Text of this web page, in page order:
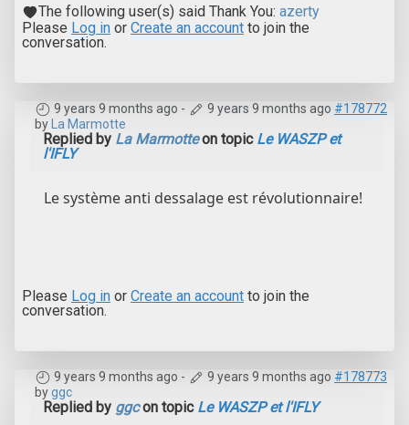
The following user(s) said Thank You: azerty
Please Log in or Create an account to join the
conversation.
9 years 9 months ago - 9 years 9 months ago #178772
by
La Marmotte
Replied by La Marmotteon topic Le WASZP et
l'IFLY
Le système anti dessalage est révolutionnaire!
Please Log in or Create an account to join the
conversation.
9 years 9 months ago - 9 years 9 months ago #178773
byggc
Replied by ggcon topic Le WASZP et l'IFLY